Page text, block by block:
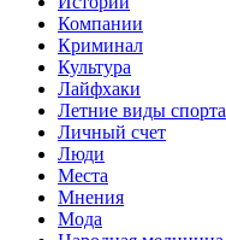
Компании
Криминал
Культура
Лайфхаки
Летние виды спорта
Личный счет
Люди
Места
Мнения
Мода